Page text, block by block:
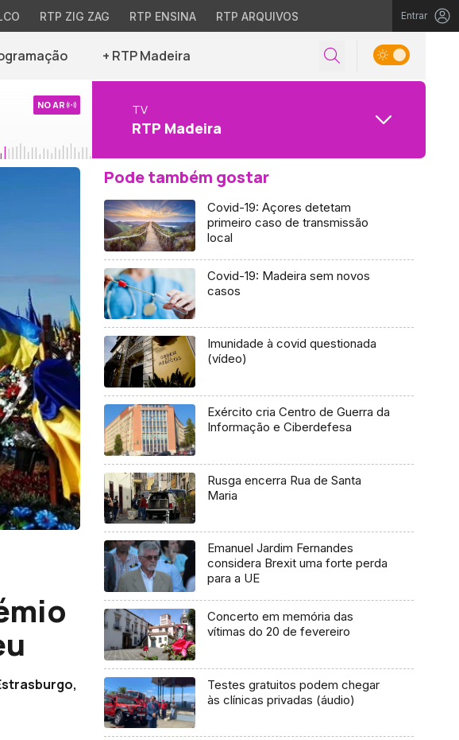
RTP ZIG ZAG RTP ENSINA RTP ARQUIVOS Entrar
+ RTP Madeira
NO AR TV
RTP Madeira
Pode também gostar
Covid-19: Açores detetam
primeiro caso de transmissão
local
Covid-19: Madeira sem novos
casos
Imunidade à covid questionada
(vídeo)
Exército cria Centro de Guerra da
Informação e Ciberdefesa
Rusga encerra Rua de Santa
Maria
Emanuel Jardim Fernandes
considera Brexit uma forte perda
para a UE
Concerto em memória das
vítimas do 20 de fevereiro
Testes gratuitos podem chegar
às clínicas privadas (áudio)